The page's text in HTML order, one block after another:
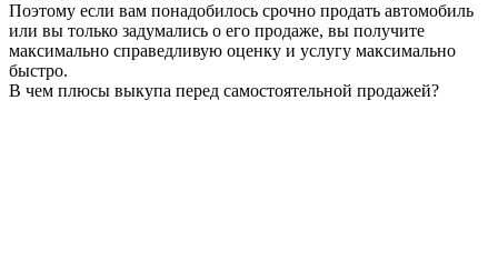
Поэтому если вам понадобилось срочно продать автомобиль
или вы только задумались о его продаже, вы получите
максимально справедливую оценку и услугу максимально
быстро.
В чем плюсы выкупа перед самостоятельной продажей?